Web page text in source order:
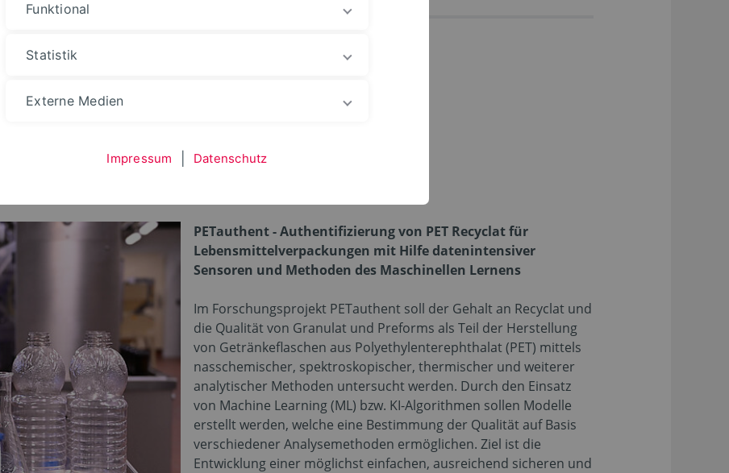
PETauthent
PETauthent - Authentifizierung von PET Recyclat für
Lebensmittelverpackungen mit Hilfe datenintensiver
Sensoren und Methoden des Maschinellen Lernens
Im Forschungsprojekt PETauthent soll der Gehalt an Recyclat und
die Qualität von Granulat und Preforms als Teil der Herstellung
von Getränkeflaschen aus Polyethylenterephthalat (PET) mittels
nasschemischer, spektroskopischer, thermischer und weiterer
analytischer Methoden untersucht werden. Durch den Einsatz
von Machine Learning (ML) bzw. KI-Algorithmen sollen Modelle
erstellt werden, welche eine Bestimmung der Qualität auf Basis
verschiedener Analysemethoden ermöglichen. Ziel ist die
Entwicklung einer möglichst einfachen, ausreichend sicheren und
Funktional
Statistik
Externe Medien
Impressum Datenschutz